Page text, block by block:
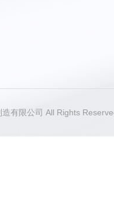
有限公司 All Rights